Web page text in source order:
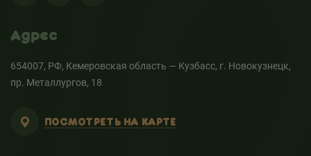
Адрес
654007, РФ, Кемеровская область — Кузбасс, г. Новокузнецк,
пр. Металлургов, 18
ПОСМОТРЕТЬ НА КАРТЕ